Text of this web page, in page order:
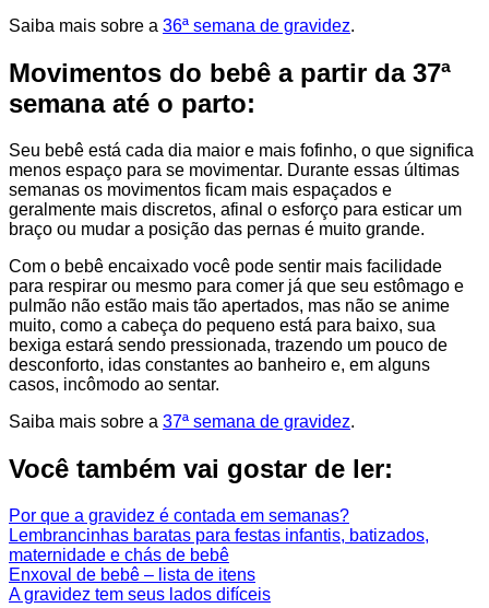
Saiba mais sobre a 36ª semana de gravidez.
Movimentos do bebê a partir da 37ª
semana até o parto:
Seu bebê está cada dia maior e mais fofinho, o que significa
menos espaço para se movimentar. Durante essas últimas
semanas os movimentos ficam mais espaçados e
geralmente mais discretos, afinal o esforço para esticar um
braço ou mudar a posição das pernas é muito grande.
Com o bebê encaixado você pode sentir mais facilidade
para respirar ou mesmo para comer já que seu estômago e
pulmão não estão mais tão apertados, mas não se anime
muito, como a cabeça do pequeno está para baixo, sua
bexiga estará sendo pressionada, trazendo um pouco de
desconforto, idas constantes ao banheiro e, em alguns
casos, incômodo ao sentar.
Saiba mais sobre a 37ª semana de gravidez.
Você também vai gostar de ler:
Por que a gravidez é contada em semanas?
Lembrancinhas baratas para festas infantis, batizados,
maternidade e chás de bebê
Enxoval de bebê – lista de itens
A gravidez tem seus lados difíceis